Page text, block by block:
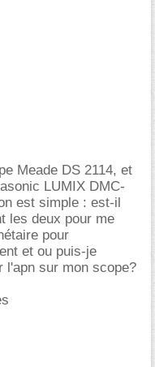
Meade DS 2114, et
LUMIX DMC-
est simple : est-il
les deux pour me
pour
et ou puis-je
l'apn sur mon scope?